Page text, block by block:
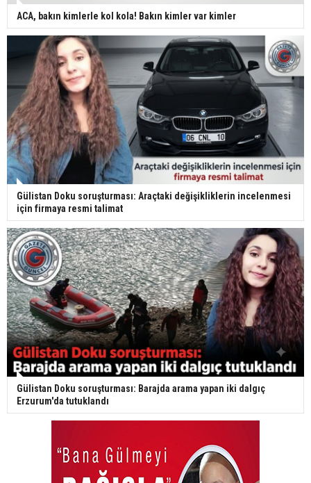
ACA, bakın kimlerle kol kola! Bakın kimler var kimler
Gülistan Doku soruşturması: Araçtaki değişikliklerin incelenmesi
için firmaya resmi talimat
Gülistan Doku soruşturması: Barajda arama yapan iki dalgıç
Erzurum'da tutuklandı